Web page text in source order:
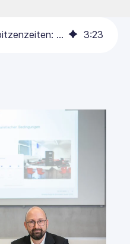
Partnerschaft für Spitzenzeiten: Wie Aveniq die ABB Technikerschule entlastet 3:23